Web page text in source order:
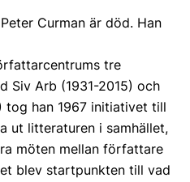
Curman är död. Han
tre
Siv Arb (1931-2015) och
tog han 1967 initiativet till
ut litteraturen i samhället,
möten mellan författare
blev startpunkten till vad